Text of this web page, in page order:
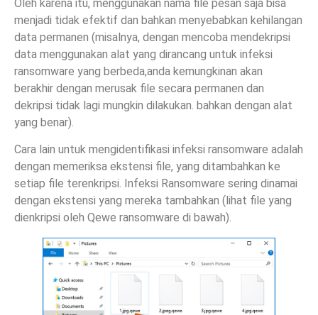
Oleh karena itu, menggunakan nama file pesan saja bisa
menjadi tidak efektif dan bahkan menyebabkan kehilangan
data permanen (misalnya, dengan mencoba mendekripsi
data menggunakan alat yang dirancang untuk infeksi
ransomware yang berbeda,anda kemungkinan akan
berakhir dengan merusak file secara permanen dan
dekripsi tidak lagi mungkin dilakukan. bahkan dengan alat
yang benar).
Cara lain untuk mengidentifikasi infeksi ransomware adalah
dengan memeriksa ekstensi file, yang ditambahkan ke
setiap file terenkripsi. Infeksi Ransomware sering dinamai
dengan ekstensi yang mereka tambahkan (lihat file yang
dienkripsi oleh Qewe ransomware di bawah).